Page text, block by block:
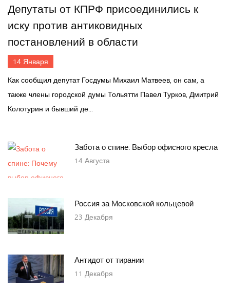
Депутаты от КПРФ присоединились к
иску против антиковидных
постановлений в области
14 Января
Как сообщил депутат Госдумы Михаил Матвеев, он сам, а
также члены городской думы Тольятти Павел Турков, Дмитрий
Колотурин и бывший де...
Забота о спине: Выбор офисного кресла
14 Августа
Россия за Mосковской кольцевой
23 Декабря
Антидот от тирании
11 Декабря